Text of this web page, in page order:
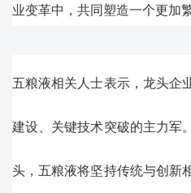
业变革中，共同塑造一个更加
五粮液相关人士表示，龙头企
建设、关键技术突破的主力军
头，五粮液将坚持传统与创新